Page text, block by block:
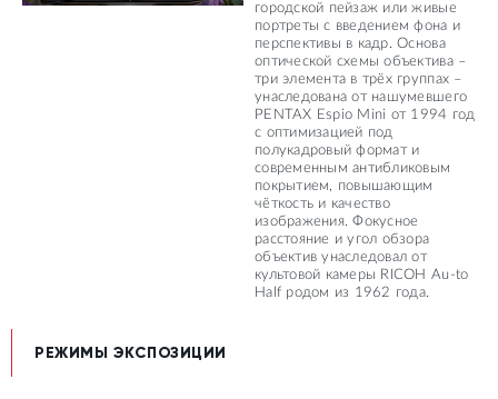
городской пейзаж или живые
портреты с введением фона и
перспективы в кадр. Основа
оптической схемы объектива –
три элемента в трёх группах –
унаследована от нашумевшего
PENTAX Espio Mini от 1994 год
с оптимизацией под
полукадровый формат и
современным антибликовым
покрытием, повышающим
чёткость и качество
изображения. Фокусное
расстояние и угол обзора
объектив унаследовал от
культовой камеры RICOH Au-to
Half родом из 1962 года.
РЕЖИМЫ ЭКСПОЗИЦИИ